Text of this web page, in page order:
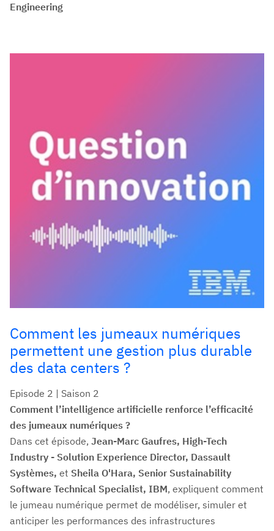
Engineering
Comment les jumeaux numériques
permettent une gestion plus durable
des data centers ?
Episode 2 | Saison 2
Comment l’intelligence artificielle renforce l’efficacité
des jumeaux numériques ?
Dans cet épisode, Jean-Marc Gaufres, High-Tech
Industry - Solution Experience Director, Dassault
Systèmes, et Sheila O'Hara, Senior Sustainability
Software Technical Specialist, IBM, expliquent comment
le jumeau numérique permet de modéliser, simuler et
anticiper les performances des infrastructures